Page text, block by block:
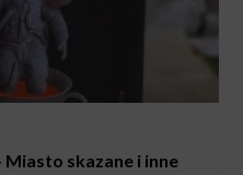
skazane i inne